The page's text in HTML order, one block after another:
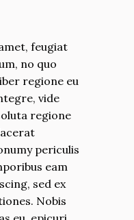
feugiat
no quo
regione eu
vide
regione
periculis
eam
sed ex
Nobis